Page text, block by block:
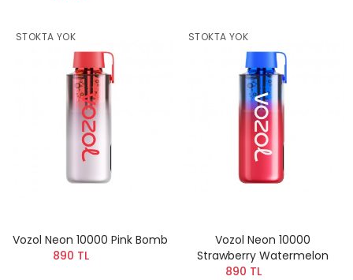
STOKTA YOK
Vozol Neon 10000 Pink Bomb
890 TL
STOKTA YOK
Vozol Neon 10000
Strawberry Watermelon
890 TL